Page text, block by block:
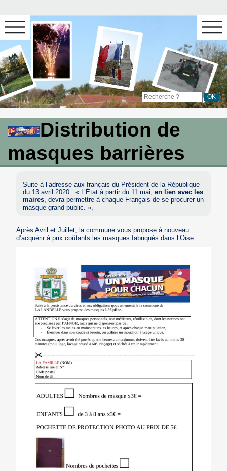
Distribution de
masques barrières
Suite à l’adresse aux français du Président de la République
du 13 avril 2020 : « L’État à partir du 11 mai,en lien avec les
maires , devra permettre à chaque Français de se procurer un
masque grand public. »,
Après Avril et Juillet, la commune vous propose à nouveau
d’acquérir à prix coûtants les masques fabriqués dans l’Oise :